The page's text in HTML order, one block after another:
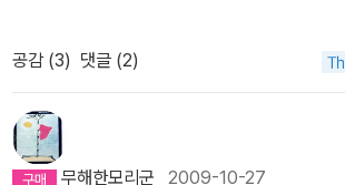
에 앉아 콜라를 마시고 양고기 롤을 먹으면서
건들을 구경했어. 나는 다 좋았지만 빨간색 베나
는 생각에 두려워하면서. 아직 약간 시차가 있었
던 음식들과 좋은 커피와 와인이 너무 먹고 싶었
원에 있는 부모님의 아파트로 돌아오면서, 사람
의 마음은 그 지속되는 삶이 지긋지긋하면서 동
부모에게 순종하고 동시에 동생들에게 책임을 느
장녀가 아니어서 첫째가 아니어서 잘 이해하지
애매한 구속을 낳고 있다. 오히려 그 사람이 완
소 그에 대한 추억이나 기억을 가족이라는 굴레
일으키지 않도록 한다. 세상에서 가장 가까운
가장 어려운 사이에 대한 이야기들은 고향이 아
더욱 커지게 된다. 인도 고유의 전통을 지켜야 했
같다. 가족이라는 이름의 굴레 안에서는 서로를
구할 수도 없는 두 사람. 그들이 느끼는 미안함과
vs 지옥줌파 라히리 소설이 흥미로운 이유 중 하
서와 굉장히 유사한 면들이 곳곳에서 발견된다는
그렇다. 가족을 위해, 아내이자 엄마이자 주부로
극찬 일색에게다가 아주 아름다운 여류작가의
연한 수순.사실 이 책의 원서 제목은
저 좋은 사람'은 다른 단편이다.그러니까 미국
앞에 실린 '길들지 않은 땅'을 표제작으로 내세웠
고 제목이 번역으로 인해 너무 평이해져 버려 덜
공감 (3) 댓글 (2)
무해한모리군 2009-10-27